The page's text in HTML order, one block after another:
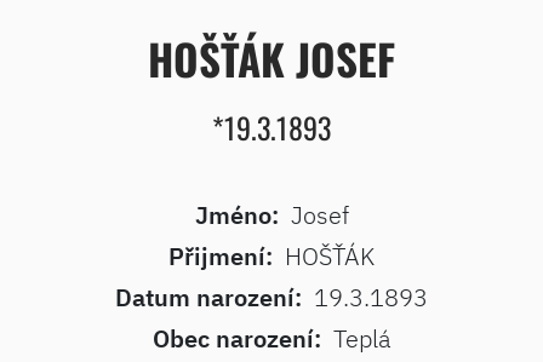
HOŠŤÁK JOSEF
*19.3.1893
Jméno: Josef
Přijmení: HOŠŤÁK
Datum narození: 19.3.1893
Obec narození: Teplá